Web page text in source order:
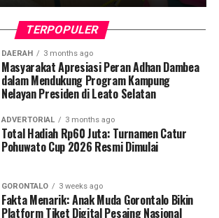
TERPOPULER
DAERAH 3 months ago
Masyarakat Apresiasi Peran Adhan Dambea
dalam Mendukung Program Kampung
Nelayan Presiden di Leato Selatan
ADVERTORIAL 3 months ago
Total Hadiah Rp60 Juta: Turnamen Catur
Pohuwato Cup 2026 Resmi Dimulai
GORONTALO 3 weeks ago
Fakta Menarik: Anak Muda Gorontalo Bikin
Platform Tiket Digital Pesaing Nasional